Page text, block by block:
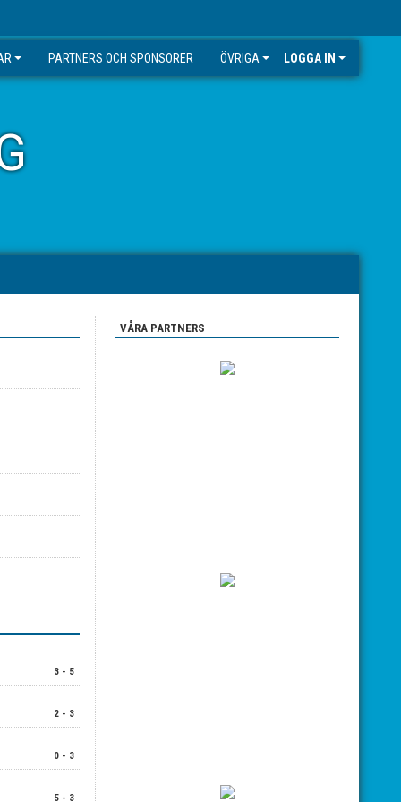
PARTNERS OCH SPONSORER ÖVRIGA LOGGA IN
3 - 5
2 - 3
0 - 3
5 - 3
VÅRA PARTNERS